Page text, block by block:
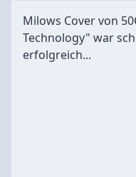
Milows Cover von
Technology" war
erfolgreich...